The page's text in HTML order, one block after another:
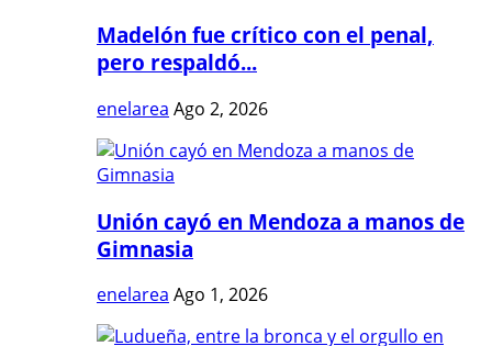
Madelón fue crítico con el penal,
pero respaldó...
enelarea Ago 2, 2026
Unión cayó en Mendoza a manos de
Gimnasia
enelarea Ago 1, 2026